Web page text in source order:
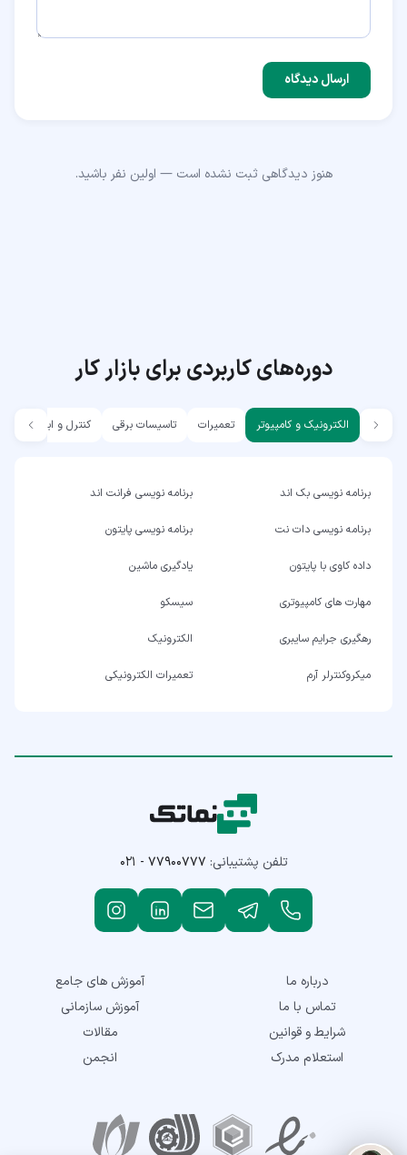
ارسال دیدگاه
هنوز دیدگاهی ثبت نشده است — اولین نفر باشید.
دوره‌های کاربردی برای بازار کار
الکترونیک و کامپیوتر تعمیرات تاسیسات برقی کنترل و ابزار دقیق
برنامه نویسی بک اند برنامه نویسی فرانت اند
برنامه نویسی دات نت برنامه نویسی پایتون
داده کاوی با پایتون یادگیری ماشین
مهارت های کامپیوتری سیسکو
رهگیری جرایم سایبری الکترونیک
میکروکنترلر آرم تعمیرات الکترونیکی
تلفن پشتیبانی: ۰۲۱ - ۷۷۹۰۰۷۷۷
درباره ما
تماس با ما
شرایط و قوانین
استعلام مدرک
آموزش های جامع
آموزش سازمانی
مقالات
انجمن
نمادهای اعتماد